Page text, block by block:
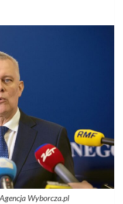
Wyborcza.pl